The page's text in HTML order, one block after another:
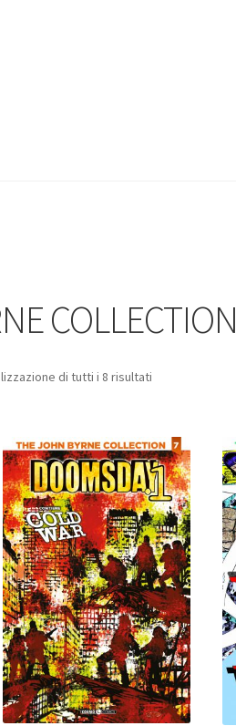
COLLECTION
di tutti i 8 risultati